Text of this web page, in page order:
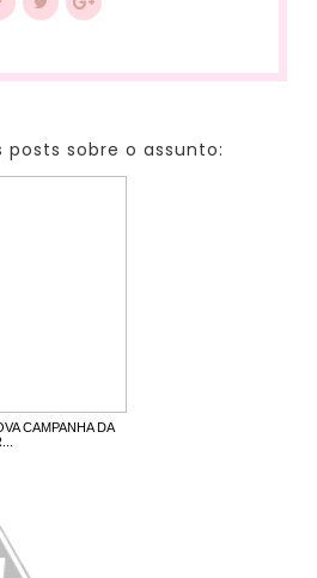
posts sobre o assunto:
CAMPANHA DA